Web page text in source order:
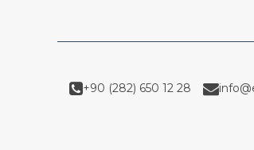
+90 (282) 650 12 28